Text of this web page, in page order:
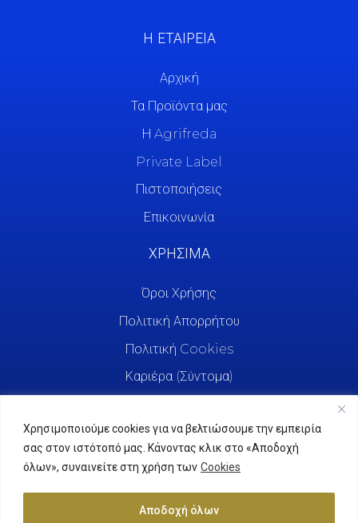
Χρησιμοποιούμε cookies για να βελτιώσουμε την εμπειρία
σας στον ιστότοπό μας. Κάνοντας κλικ στο «Αποδοχή
όλων», συναινείτε στη χρήση των Cookies
Αποδοχή όλων
Η ΕΤΑΙΡΕΙΑ
Αρχική
Τα Προϊόντα μας
Η Agrifreda
Private Label
Πιστοποιήσεις
Επικοινωνία
ΧΡΗΣΙΜΑ
Όροι Χρήσης
Πολιτική Απορρήτου
Πολιτική Cookies
Καριέρα (Σύντομα)